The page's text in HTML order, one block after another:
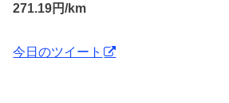
271.19円/km
今日のツイート